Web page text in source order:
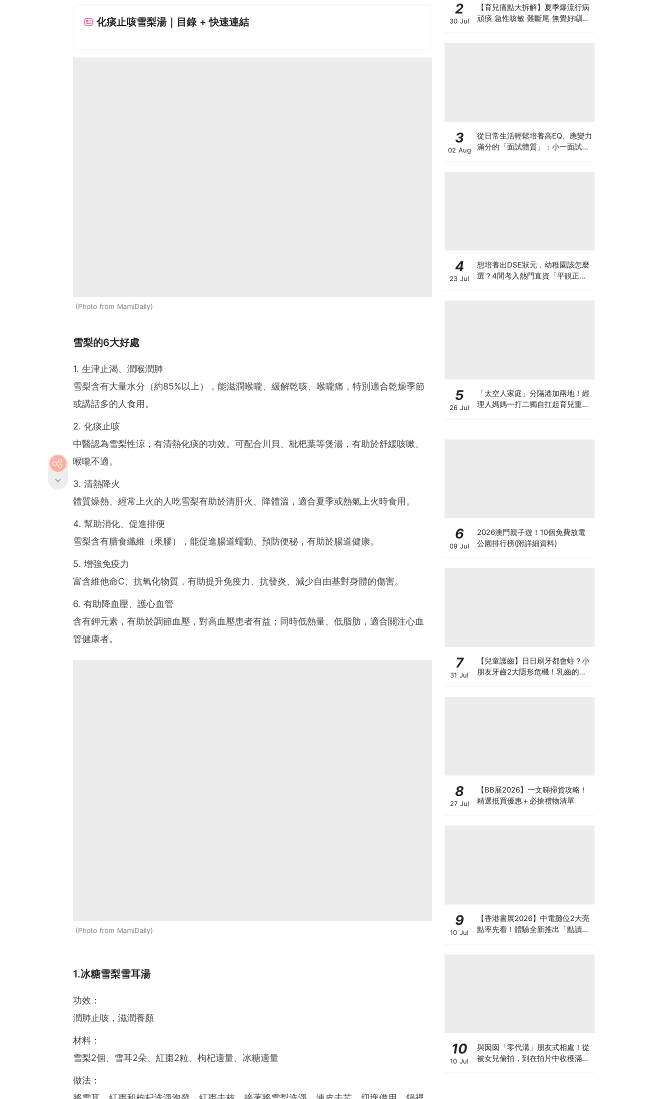
化痰止咳雪梨湯｜目錄 + 快速連結
Photo from MamiDaily
雪梨的6大好處
1. 生津止渴、潤喉潤肺
雪梨含有大量水分（約85%以上），能滋潤喉嚨、緩解乾咳、喉嚨痛，特別適合乾燥季節
或講話多的人食用。
2. 化痰止咳
中醫認為雪梨性涼，有清熱化痰的功效。可配合川貝、枇杷葉等煲湯，有助於舒緩咳嗽、
喉嚨不適。
3. 清熱降火
體質燥熱、經常上火的人吃雪梨有助於清肝火、降體溫，適合夏季或熱氣上火時食用。
4. 幫助消化、促進排便
雪梨含有膳食纖維（果膠），能促進腸道蠕動、預防便秘，有助於腸道健康。
5. 增強免疫力
富含維他命C、抗氧化物質，有助提升免疫力、抗發炎、減少自由基對身體的傷害。
6. 有助降血壓、護心血管
含有鉀元素，有助於調節血壓，對高血壓患者有益；同時低熱量、低脂肪，適合關注心血
管健康者。
Photo from MamiDaily
1.冰糖雪梨雪耳湯
功效：
潤肺止咳，滋潤養顏
材料：
雪梨2個、雪耳2朵、紅棗2粒、枸杞適量、冰糖適量
做法：
2
30 Jul
【育兒痛點大拆解】夏季爆流行病
頑痰 急性咳敏 難斷尾 無覺好瞓？
3
02 Aug
從日常生活輕鬆培養高EQ、應變力
滿分的「面試體質」：小一面試最
4
23 Jul
想培養出DSE狀元，幼稚園該怎麼
選？4間考入熱門直資「平靚正」
5
26 Jul
「太空人家庭」分隔港加兩地！經
理人媽媽一打二獨自扛起育兒重
6
09 Jul
2026澳門親子遊！10個免費放電
公園排行榜(附詳細資料)
7
31 Jul
【兒童護齒】日日刷牙都會蛀？小
朋友牙齒2大隱形危機！乳齒的琺
8
27 Jul
【BB展2026】一文睇掃貨攻略！
精選抵買優惠＋必搶禮物清單
9
10 Jul
【香港書展2026】中電攤位2大亮
點率先看！體驗全新推出「點讀故
10
10 Jul
與囡囡「零代溝」朋友式相處！從
被女兒偷拍，到在拍片中收穫滿足